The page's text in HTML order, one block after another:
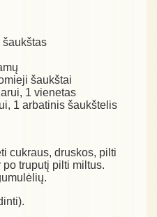
šaukštas
šaukštai
1 vienetas
1 arbatinis šaukštelis
cukraus, druskos, pilti
truputį pilti miltus.